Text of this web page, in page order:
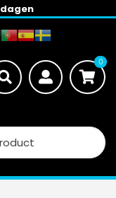
€ 100,-
0